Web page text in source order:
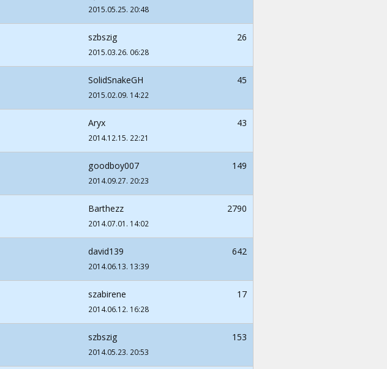
2015.05.25. 20:48
szbszig
2015.03.26. 06:28
26
SolidSnakeGH
2015.02.09. 14:22
45
Aryx
2014.12.15. 22:21
43
goodboy007
2014.09.27. 20:23
149
Barthezz
2014.07.01. 14:02
2790
david139
2014.06.13. 13:39
642
szabirene
2014.06.12. 16:28
17
szbszig
2014.05.23. 20:53
153